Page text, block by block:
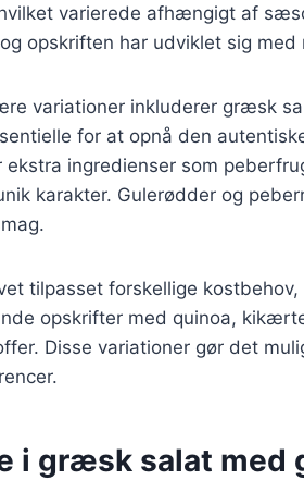
varierede afhængigt af
opskriften har udviklet sig med
variationer inkluderer græsk
for at opnå den
ekstra ingredienser som
karakter. Gulerødder og
tilpasset forskellige
opskrifter med quinoa,
Disse variationer gør det
i græsk salat med